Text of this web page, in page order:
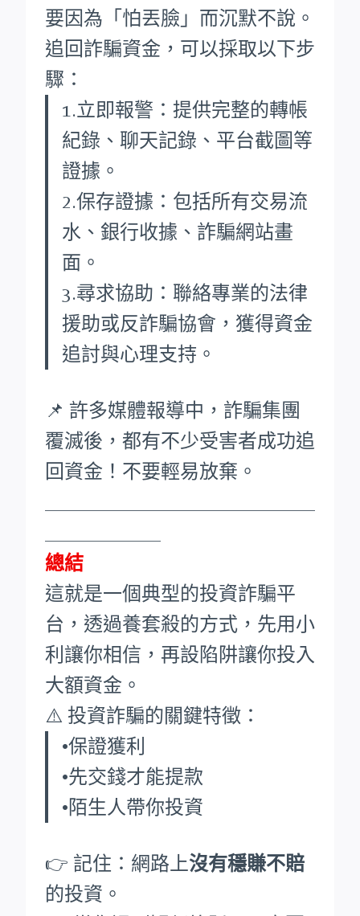
要因為「怕丟臉」而沉默不說。
追回詐騙資金，可以採取以下步
驟：
1.立即報警：提供完整的轉帳
紀錄、聊天記錄、平台截圖等
證據。
2.保存證據：包括所有交易流
水、銀行收據、詐騙網站畫
面。
3.尋求協助：聯絡專業的法律
援助或反詐騙協會，獲得資金
追討與心理支持。
📌 許多媒體報導中，詐騙集團
覆滅後，都有不少受害者成功追
回資金！不要輕易放棄。
總結
這就是一個典型的投資詐騙平
台，透過養套殺的方式，先用小
利讓你相信，再設陷阱讓你投入
大額資金。
⚠️ 投資詐騙的關鍵特徵：
•保證獲利
•先交錢才能提款
•陌生人帶你投資
👉 記住：網路上沒有穩賺不賠
的投資。